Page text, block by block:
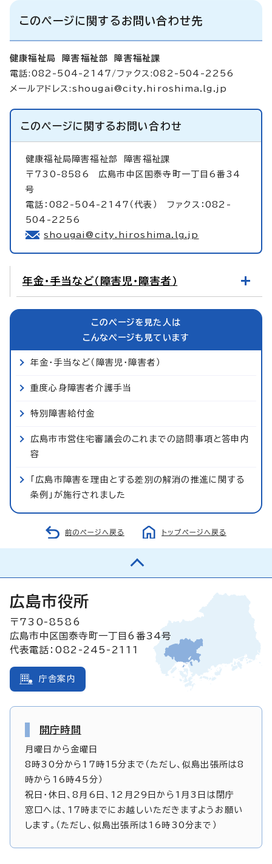
このページに関するお問い合わせ先
健康福祉局 障害福祉部 障害福祉課
電話:082-504-2147/ファクス:082-504-2256
メールアドレス: shougai@city.hiroshima.lg.jp
このページに関するお問い合わせ
健康福祉局障害福祉部
障害福祉課
〒730-8586 広島市中区国泰寺町一丁目6番34
号
電話：082-504-2147（代表） ファクス：082-
504-2256
shougai@city.hiroshima.lg.jp
年金・手当など（障害児・障害者）
このページを見た人は
こんなページも見ています
年金・手当など（障害児・障害者）
重度心身障害者介護手当
特別障害給付金
広島市市営住宅審議会のこれまでの諮問事項と答申内
容
「広島市障害を理由とする差別の解消の推進に関する
条例」が施行されました
前のページへ戻る トップページへ戻る
広島市役所
〒730-8586
広島市中区国泰寺町一丁目6番34号
代表電話：082-245-2111
庁舎案内
開庁時間
月曜日から金曜日
8時30分から17時15分まで（ただし、似島出張所は8
時から16時45分）
祝日・休日、8月6日、12月29日から1月3日は閉庁
窓口へは、17時までにお越しいただきますようお願い
します。（ただし、似島出張所は16時30分まで）